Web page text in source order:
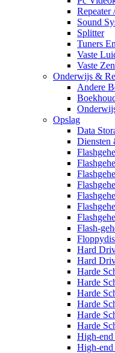
Repeater
Sound
Splitter
Tuners
Vaste
Vaste
Onderwijs &
Andere
Opslag
Data
Diensten
Flash-
Hard
Hard
Harde
Harde
Harde
Harde
Harde
Harde
High-end
High-